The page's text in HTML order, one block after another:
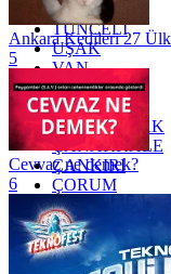
TRABZON
TUNCELİ
UŞAK
VAN
YALOVA
YOZGAT
ZONGULDAK
ÇANAKKALE
ÇANKIRI
ÇORUM
İSTANBUL
İZMİR
ŞANLIURFA
ŞIRNAK
Ankara Kedileri 27
5
Cevvaz ne demek?
6